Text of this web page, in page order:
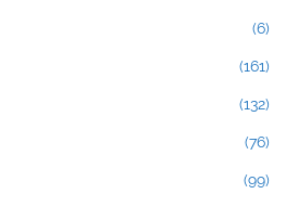
(6)
(161)
(132)
(76)
(99)